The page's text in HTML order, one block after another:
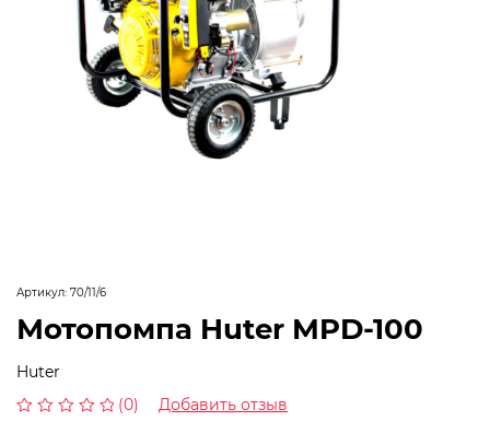
Артикул: 70/11/6
Мотопомпа Huter MPD-100
Huter
(0) Добавить отзыв